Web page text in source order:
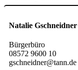
Natalie Gschneidner
Bürgerbüro
08572 9600 10
gschneidner@tann.de